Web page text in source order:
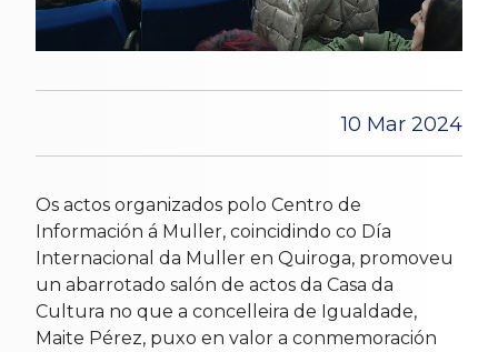
10 Mar 2024
Os actos organizados polo Centro de
Información á Muller, coincidindo co Día
Internacional da Muller en Quiroga, promoveu
un abarrotado salón de actos da Casa da
Cultura no que a concelleira de Igualdade,
Maite Pérez, puxo en valor a conmemoración